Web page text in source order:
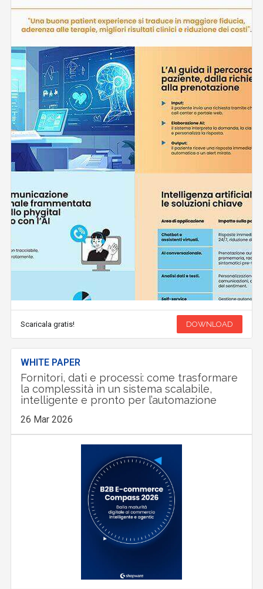
Scaricala gratis! DOWNLOAD
WHITE PAPER
Fornitori, dati e processi: come trasformare
la complessità in un sistema scalabile,
intelligente e pronto per l’automazione
26 Mar 2026